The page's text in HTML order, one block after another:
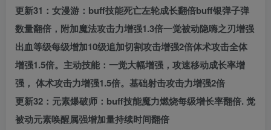
更新31：女漫游：buff技能死亡左轮成长翻倍buff银弹子弹
数量翻倍，附加魔法攻击力增强1.3倍一觉被动隐嗨之刃增强
出血等级每级增加10级追加切割攻击增强2倍体术攻击全体
增强1.5倍。主动技能：一觉大幅增强，攻速移动成长率增
强， 体术攻击力增强1.5倍。基础射击攻击力增强2倍
更新32：元素爆破师：buff技能魔力燃烧每级增长率翻倍. 觉
被动元素唤醒属强增加量持续时间翻倍